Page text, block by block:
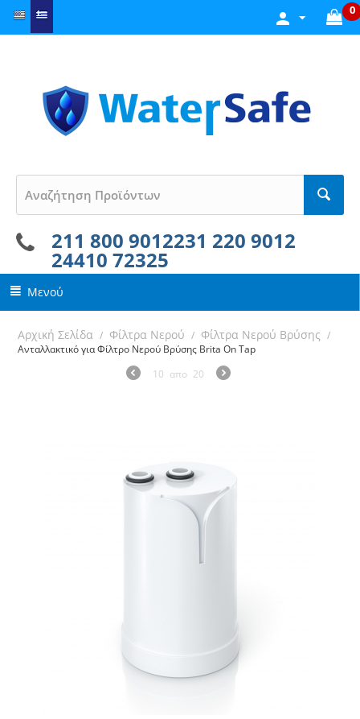
0
211 800 9012231 220 9012
24410 72325
Μενού
Αρχική Σελίδα / Φίλτρα Νερού / Φίλτρα Νερού Βρύσης /
Ανταλλακτικό για Φίλτρο Νερού Βρύσης Brita On Tap
10 απο 20